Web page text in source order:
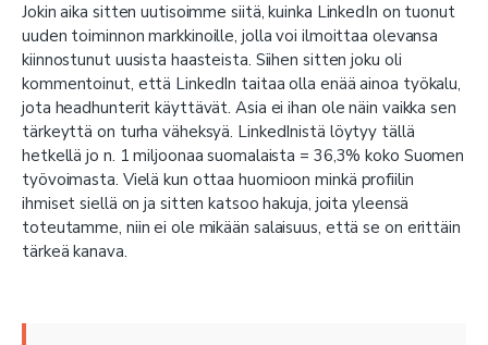
Jokin aika sitten uutisoimme siitä, kuinka LinkedIn on tuonut
uuden toiminnon markkinoille, jolla voi ilmoittaa olevansa
kiinnostunut uusista haasteista. Siihen sitten joku oli
kommentoinut, että LinkedIn taitaa olla enää ainoa työkalu,
jota headhunterit käyttävät. Asia ei ihan ole näin vaikka sen
tärkeyttä on turha väheksyä. LinkedInistä löytyy tällä
hetkellä jo n. 1 miljoonaa suomalaista = 36,3% koko Suomen
työvoimasta. Vielä kun ottaa huomioon minkä profiilin
ihmiset siellä on ja sitten katsoo hakuja, joita yleensä
toteutamme, niin ei ole mikään salaisuus, että se on erittäin
tärkeä kanava.